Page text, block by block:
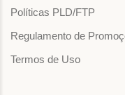
Políticas PLD/FTP
Regulamento de
Termos de Uso